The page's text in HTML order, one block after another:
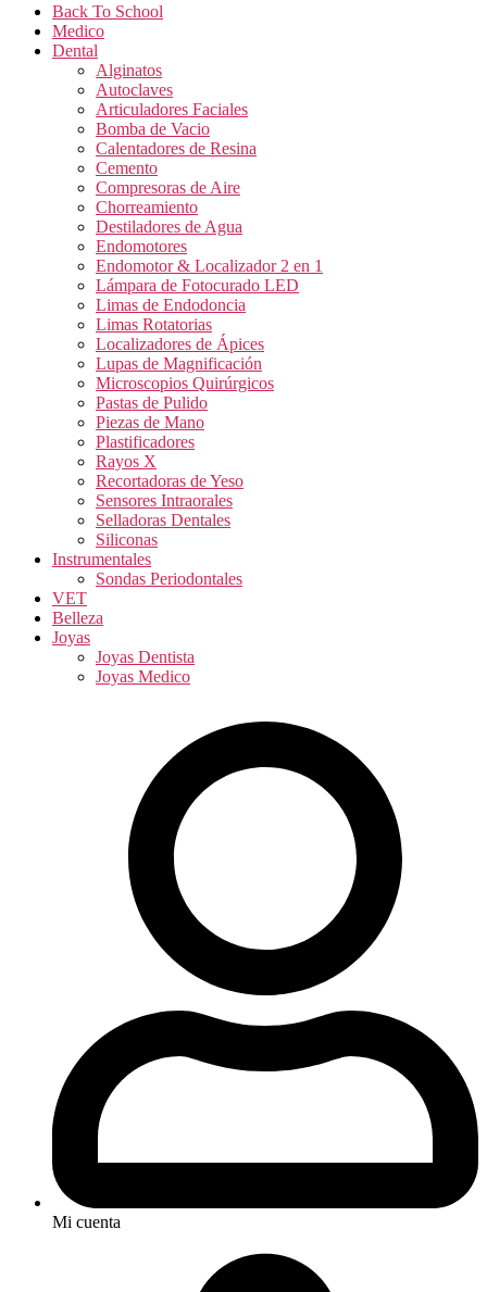
Back To School
Medico
Dental
Alginatos
Autoclaves
Articuladores Faciales
Bomba de Vacio
Calentadores de Resina
Cemento
Compresoras de Aire
Chorreamiento
Destiladores de Agua
Endomotores
Endomotor & Localizador 2 en 1
Lámpara de Fotocurado LED
Limas de Endodoncia
Limas Rotatorias
Localizadores de Ápices
Lupas de Magnificación
Microscopios Quirúrgicos
Pastas de Pulido
Piezas de Mano
Plastificadores
Rayos X
Recortadoras de Yeso
Sensores Intraorales
Selladoras Dentales
Siliconas
Instrumentales
Sondas Periodontales
VET
Belleza
Joyas
Joyas Dentista
Joyas Medico
Mi cuenta